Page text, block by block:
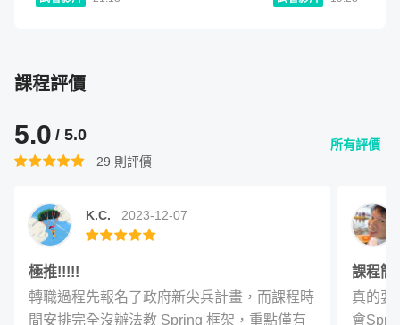
第二階段 - Spring Security 和 OAuth
能夠使用 Spring Security 搭配 OAuth 2.0
協議，串接第三方網站
實戰演練：串接 Google、Line、
Facebook，實作第三方登入
在第二階段中，我會先介紹 OAuth 2.0 協議的原理，讓你了
20:
單元 8 - 課程總結語
作業 1 - 分享你的 3 個 Spring Security 實
戰演練程式
查看作業
課程評價
5.0 / 5.0
29 則評價
所有評價
K.C. 2023-12-07
極推!!!!!
轉職過程先報名了政府新尖兵計畫，而課程時
間安排完全沒辦法教 Spring 框架，重點僅有
課程簡
真的要
會